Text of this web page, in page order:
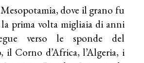
dove il grano fu
prima volta migliaia di anni
verso le sponde del
il Corno d’Africa, l’Algeria, i